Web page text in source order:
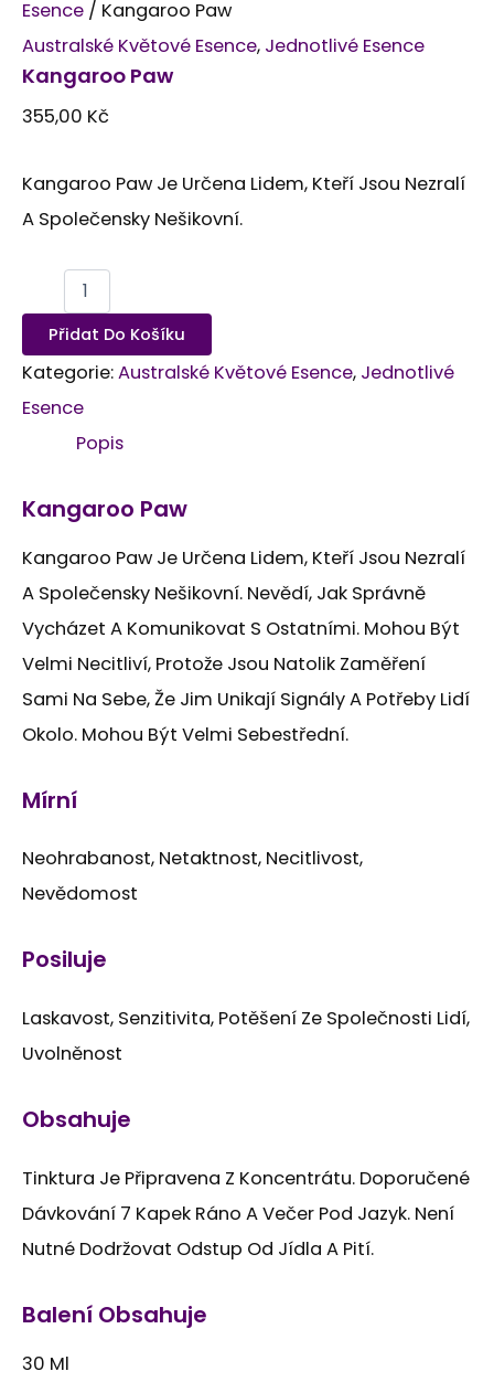
Esence / Kangaroo Paw
Australské Květové Esence, Jednotlivé Esence
Kangaroo Paw
355,00 Kč
Kangaroo Paw Je Určena Lidem, Kteří Jsou Nezralí
A Společensky Nešikovní.
Přidat Do Košíku
Kategorie:Australské Květové Esence, Jednotlivé
Esence
Popis
Kangaroo Paw
Kangaroo Paw Je Určena Lidem, Kteří Jsou Nezralí
A Společensky Nešikovní. Nevědí, Jak Správně
Vycházet A Komunikovat S Ostatními. Mohou Být
Velmi Necitliví, Protože Jsou Natolik Zaměření
Sami Na Sebe, Že Jim Unikají Signály A Potřeby Lidí
Okolo. Mohou Být Velmi Sebestřední.
Mírní
Neohrabanost, Netaktnost, Necitlivost,
Nevědomost
Posiluje
Laskavost, Senzitivita, Potěšení Ze Společnosti Lidí,
Uvolněnost
Obsahuje
Tinktura Je Připravena Z Koncentrátu. Doporučené
Dávkování 7 Kapek Ráno A Večer Pod Jazyk. Není
Nutné Dodržovat Odstup Od Jídla A Pití.
Balení Obsahuje
30 Ml